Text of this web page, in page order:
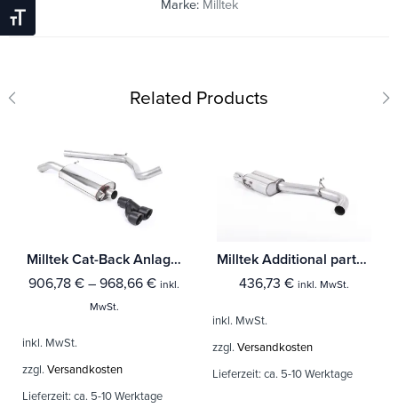
Schrift Vergrößern
Marke: Milltek
Related Products
Milltek Cat-Back Anlage Audi A1 1.4 TFSI S line 185PS S tronic
906,78 € – 968,66 € inkl.
MwSt.
inkl. MwSt.
zzgl. Versandkosten
Lieferzeit: ca. 5-10 Werktage
Milltek Additional parts Audi A3 2.0 TFSI quattro Sedan 8V (Nur US-Modelle)
436,73 € inkl. MwSt.
inkl. MwSt.
zzgl. Versandkosten
Lieferzeit: ca. 5-10 Werktage